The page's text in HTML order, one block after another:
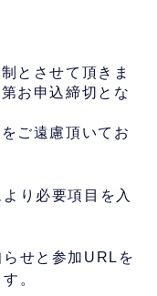
とさせて頂きま
お申込締切とな
ご遠慮頂いてお
り必要項目を入
せと参加URLを
。